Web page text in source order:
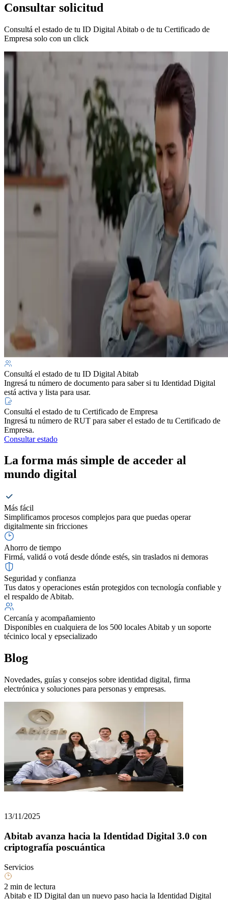
Consultar solicitud
Consultá el estado de tu ID Digital Abitab o de tu Certificado de
Empresa solo con un click
Consultá el estado de tu ID Digital Abitab
Ingresá tu número de documento para saber si tu Identidad Digital
está activa y lista para usar.
Consultá el estado de tu Certificado de Empresa
Ingresá tu número de RUT para saber el estado de tu Certificado de
Empresa.
Consultar estado
La forma más simple de acceder al
mundo digital
Más fácil
Simplificamos procesos complejos para que puedas operar
digitalmente sin fricciones
Ahorro de tiempo
Firmá, validá o votá desde dónde estés, sin traslados ni demoras
Seguridad y confianza
Tus datos y operaciones están protegidos con tecnología confiable y
el respaldo de Abitab.
Cercanía y acompañamiento
Disponibles en cualquiera de los 500 locales Abitab y un soporte
técinico local y epsecializado
Blog
Novedades, guías y consejos sobre identidad digital, firma
electrónica y soluciones para personas y empresas.
13/11/2025
Abitab avanza hacia la Identidad Digital 3.0 con
criptografía poscuántica
Servicios
2 min de lectura
Abitab e ID Digital dan un nuevo paso hacia la Identidad Digital